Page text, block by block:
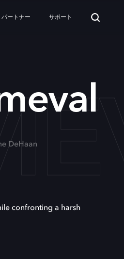
パートナー サポート
DeHaan
confronting a harsh